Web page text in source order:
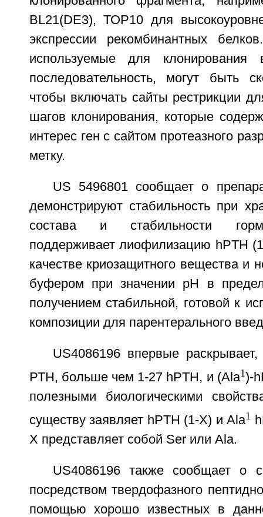
BL21(DE3), ТОР10 для
экспрессии рекомбинантных
используемые для клонирования
последовательность, могут быть
чтобы включать сайты рестрикции
шагов клонирования, которые
интерес ген с сайтом протеазного
метку.
US 5496801 сообщает о
демонстрируют стабильность при
состава и стабильности
поддерживает лиофилизацию hPTH
качестве криозащитного вещества и
буфером при значении рН в
получением стабильной, готовой к
композиции для парентерального
US4086196 впервые
РТН, больше чем 1-27 hPTH, и (Ala1)-
полезными биологическими
существу заявляет hPTH (1-Х) и Ala1
Х представляет собой Ser или Ala.
US4086196 также сообщает о
посредством твердофазного
помощью хорошо известных в